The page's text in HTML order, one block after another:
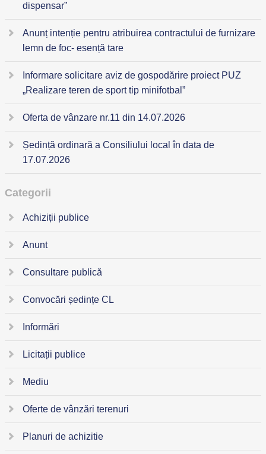
dispensar”
Anunț intenție pentru atribuirea contractului de furnizare
lemn de foc- esență tare
Informare solicitare aviz de gospodărire proiect PUZ
„Realizare teren de sport tip minifotbal”
Oferta de vânzare nr.11 din 14.07.2026
Ședință ordinară a Consiliului local în data de
17.07.2026
Categorii
Achiziții publice
Anunt
Consultare publică
Convocări ședințe CL
Informări
Licitații publice
Mediu
Oferte de vânzări terenuri
Planuri de achizitie